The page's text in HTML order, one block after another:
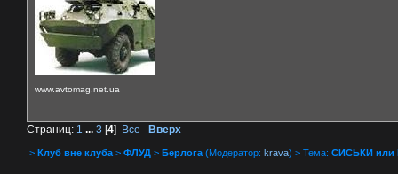
www.avtomag.net.ua
Страниц: 1 ... 3 [4] Все Вверх
> Клуб вне клуба > ФЛУД > Берлога (Модератор: krava) > Тема: СИСЬКИ или